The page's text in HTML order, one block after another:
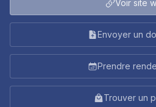
Voir site
Envoyer un
Prendre
Trouver un